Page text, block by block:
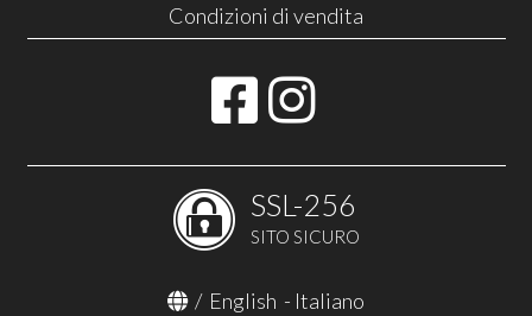
Condizioni di vendita
SSL-256
SITO SICURO
/ English - Italiano